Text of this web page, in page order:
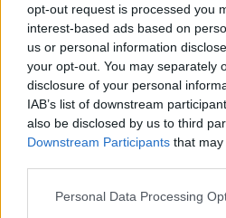
opt-out request is processed you
interest-based ads based on
us or personal information
your opt-out. You may separately
disclosure of your personal
IAB’s list of downstream
also be disclosed by us to third
Downstream Participants that
Personal Data Processing
Το FIAT 500 Hybrid τώρα από
18.990 ευρώ
18η συνεχόμενη χρονιά για τον ΟΤΕ
FTSE4Good